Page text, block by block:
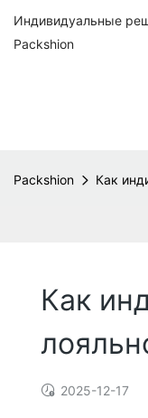
Индивидуальные
Packshion
Packshion Как
Как
2025-12-17